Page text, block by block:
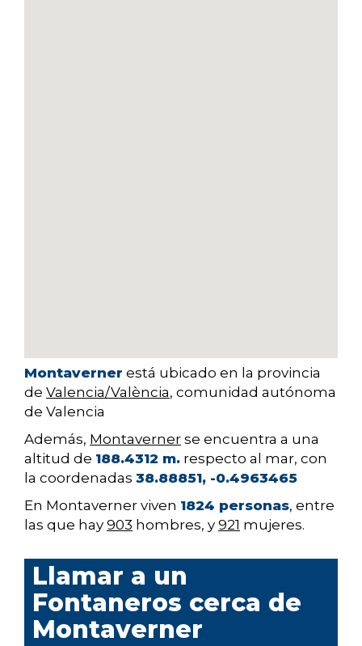
Montaverner está ubicado en la provincia
de Valencia/València, comunidad autónoma
de Valencia
Además, Montaverner se encuentra a una
altitud de 188.4312 m. respecto al mar, con
la coordenadas 38.88851, -0.4963465
En Montaverner viven 1824 personas, entre
las que hay 903 hombres, y 921 mujeres.
Llamar a un
Fontaneros cerca de
Montaverner